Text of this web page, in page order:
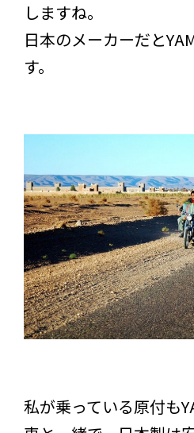
しますね。
日本のメーカーだと
す。
私が乗っている原付も